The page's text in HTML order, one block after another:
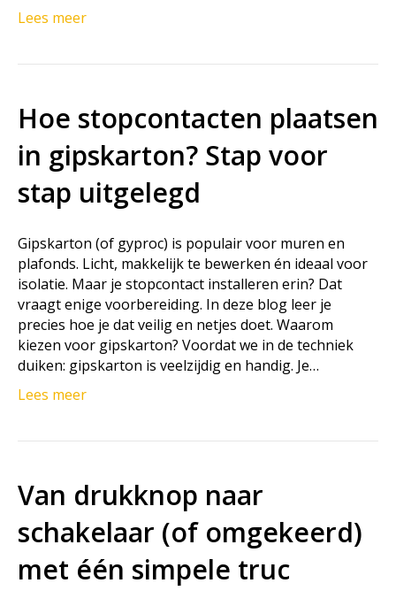
Lees meer
Hoe stopcontacten plaatsen
in gipskarton? Stap voor
stap uitgelegd
Gipskarton (of gyproc) is populair voor muren en
plafonds. Licht, makkelijk te bewerken én ideaal voor
isolatie. Maar je stopcontact installeren erin? Dat
vraagt enige voorbereiding. In deze blog leer je
precies hoe je dat veilig en netjes doet. Waarom
kiezen voor gipskarton? Voordat we in de techniek
duiken: gipskarton is veelzijdig en handig. Je…
Lees meer
Van drukknop naar
schakelaar (of omgekeerd)
met één simpele truc